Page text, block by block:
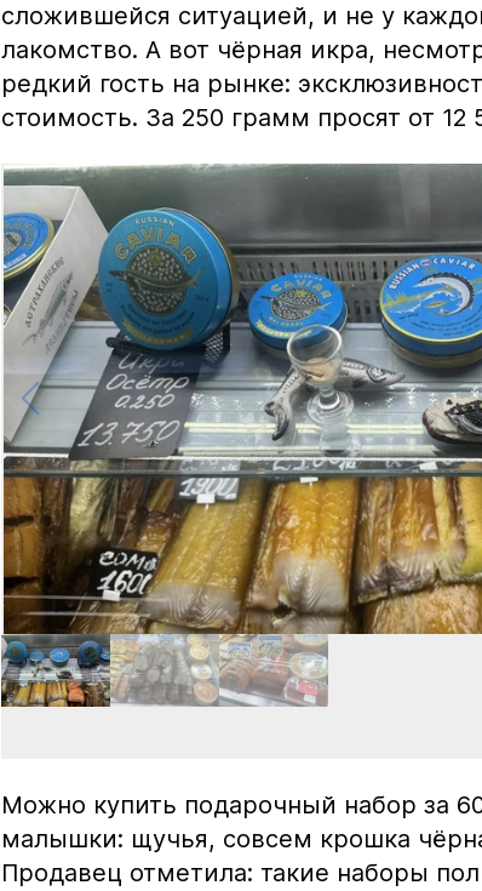
сложившейся ситуацией, и не у
лакомство. А вот чёрная икра,
редкий гость на рынке:
стоимость. За 250 грамм просят от 12
Можно купить подарочный набор за
малышки: щучья, совсем крошка
Продавец отметила: такие наборы